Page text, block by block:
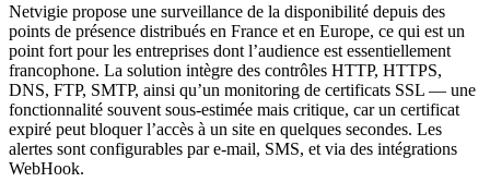
Netvigie propose une surveillance de la disponibilité depuis des
points de présence distribués en France et en Europe, ce qui est un
point fort pour les entreprises dont l’audience est essentiellement
francophone. La solution intègre des contrôles HTTP, HTTPS,
DNS, FTP, SMTP, ainsi qu’un monitoring de certificats SSL — une
fonctionnalité souvent sous-estimée mais critique, car un certificat
expiré peut bloquer l’accès à un site en quelques secondes. Les
alertes sont configurables par e-mail, SMS, et via des intégrations
WebHook.